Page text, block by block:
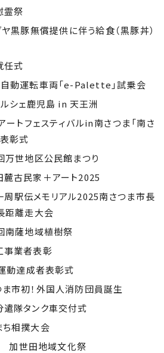
祭
豚無償提供に伴う給食（黒豚丼）
式
動運転車両「e-Palette」試乗会
シェ鹿児島 in 天王洲
トフェスティバルin南さつま「南さ
彰式
世地区公民館まつり
古民家＋アート2025
駅伝メモリアル2025南さつま市長
距離走大会
薩地域植樹祭
業者表彰
達成者表彰式
市初！外国人消防団員誕生
隊タンク車交付式
相撲大会
加世田地域文化祭